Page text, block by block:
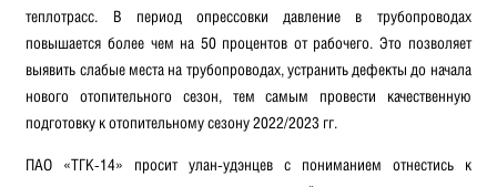
теплотрасс. В период опрессовки давление в трубопроводах
повышается более чем на 50 процентов от рабочего. Это позволяет
выявить слабые места на трубопроводах, устранить дефекты до начала
нового отопительного сезон, тем самым провести качественную
подготовку к отопительному сезону 2022/2023 гг.
ПАО «ТГК-14» просит улан-удэнцев с пониманием отнестись к